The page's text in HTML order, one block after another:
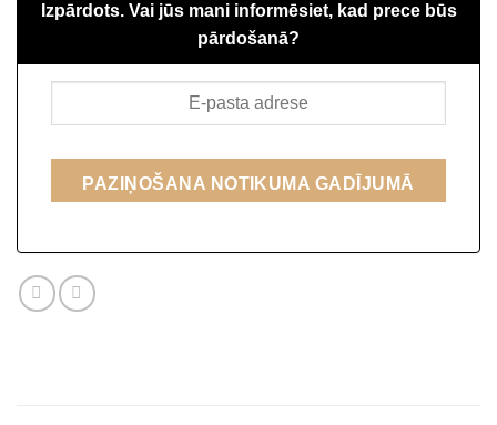
Izpārdots. Vai jūs mani informēsiet, kad prece būs
pārdošanā?
PAZIŅOŠANA NOTIKUMA GADĪJUMĀ